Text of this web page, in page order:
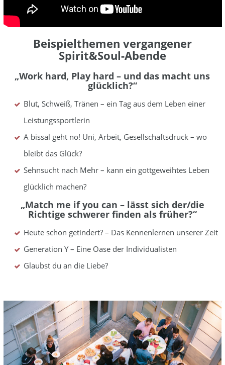
Beispielthemen vergangener
Spirit&Soul-Abende
„Work hard, Play hard – und das macht uns
glücklich?“
Blut, Schweiß, Tränen – ein Tag aus dem Leben einer
Leistungssportlerin
A bissal geht no! Uni, Arbeit, Gesellschaftsdruck – wo
bleibt das Glück?
Sehnsucht nach Mehr – kann ein gottgeweihtes Leben
glücklich machen?
„Match me if you can – lässt sich der/die
Richtige schwerer finden als früher?“
Heute schon getindert? – Das Kennenlernen unserer Zeit
Generation Y – Eine Oase der Individualisten
Glaubst du an die Liebe?